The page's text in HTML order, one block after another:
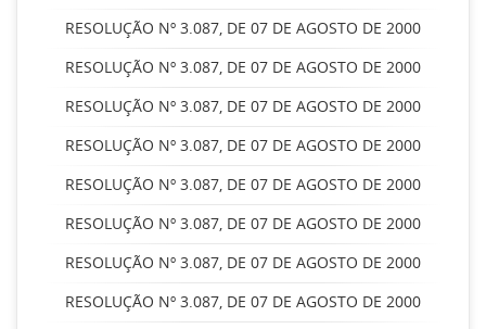
RESOLUÇÃO Nº 3.087, DE 07 DE AGOSTO DE 2000
RESOLUÇÃO Nº 3.087, DE 07 DE AGOSTO DE 2000
RESOLUÇÃO Nº 3.087, DE 07 DE AGOSTO DE 2000
RESOLUÇÃO Nº 3.087, DE 07 DE AGOSTO DE 2000
RESOLUÇÃO Nº 3.087, DE 07 DE AGOSTO DE 2000
RESOLUÇÃO Nº 3.087, DE 07 DE AGOSTO DE 2000
RESOLUÇÃO Nº 3.087, DE 07 DE AGOSTO DE 2000
RESOLUÇÃO Nº 3.087, DE 07 DE AGOSTO DE 2000